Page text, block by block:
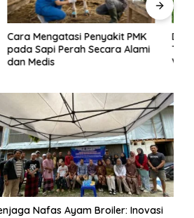
Dosis dan Cara Pemupukan
Tanaman Padi pada Fase
Vegetatif Aktif yang Tepat
Nafas Ayam Broiler: Inovasi